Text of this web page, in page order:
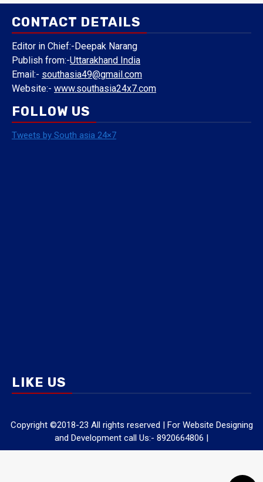
CONTACT DETAILS
Editor in Chief:-Deepak Narang
Publish from:-Uttarakhand India
Email:- southasia49@gmail.com
Website:- www.southasia24x7.com
FOLLOW US
Tweets by South asia 24×7
LIKE US
Copyright ©2018-23 All rights reserved | For Website Designing
and Development call Us:- 8920664806 |